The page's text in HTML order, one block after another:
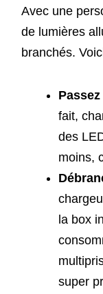
Avec une
de lumières
branchés.
fait,
des
moins,
la box
super